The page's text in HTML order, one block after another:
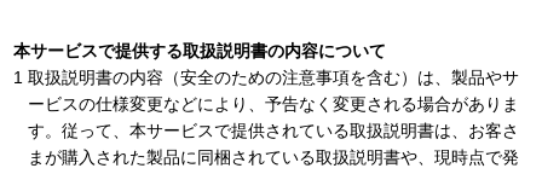
本サービスで提供する取扱説明書の内容について
取扱説明書の内容（安全のための注意事項を含む）は、製品やサ
ービスの仕様変更などにより、予告なく変更される場合がありま
す。従って、本サービスで提供されている取扱説明書は、お客さ
まが購入された製品に同梱されている取扱説明書や、現時点で発